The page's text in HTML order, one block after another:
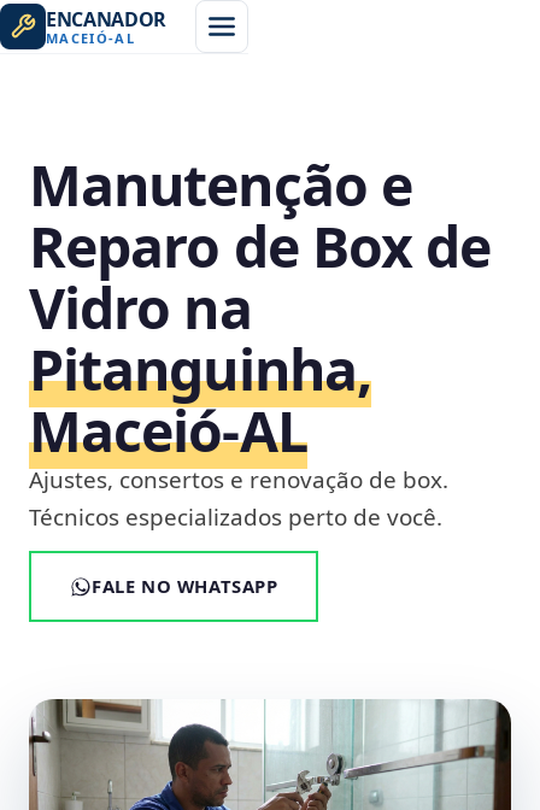
ENCANADOR
MACEIÓ-AL
Manutenção e
Reparo de Box de
Vidro na
Pitanguinha,
Maceió‑AL
Ajustes, consertos e renovação de box.
Técnicos especializados perto de você.
FALE NO WHATSAPP